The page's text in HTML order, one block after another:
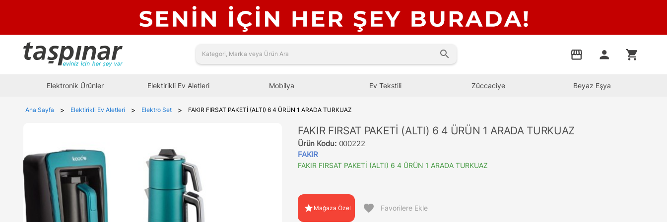
search storefront person shopping_cart
Elektronik Ürünler Elektirikli Ev Aletleri Mobilya Ev Tekstili Züccaciye Beyaz Eşya
Ana Sayfa > Elektirikli Ev Aletleri > Elektro Set > FAKIR FIRSAT PAKETİ (ALTI) 6 4 ÜRÜN 1 ARADA TURKUAZ
FAKIR FIRSAT PAKETİ (ALTI) 6 4 ÜRÜN 1 ARADA TURKUAZ
Ürün Kodu: 000222
FAKIR
FAKIR FIRSAT PAKETİ (ALTI) 6 4 ÜRÜN 1 ARADA TURKUAZ
star Mağaza Özel favorite Favorilere Ekle